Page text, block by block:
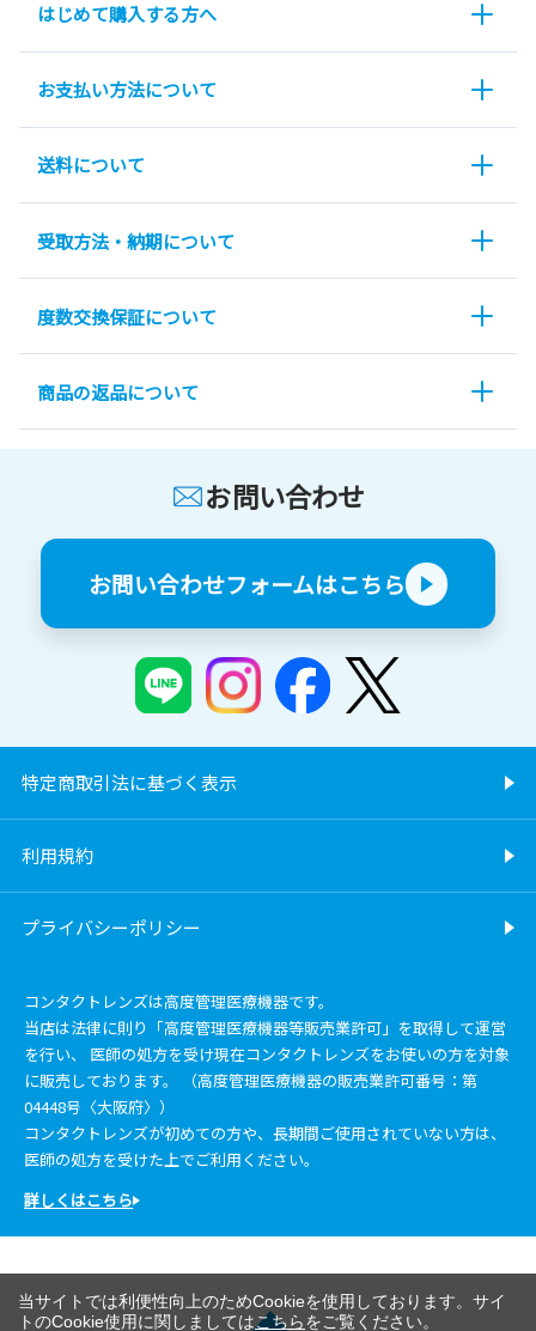
はじめて購入する方へ
お支払い方法について
送料について
受取方法・納期について
度数交換保証について
商品の返品について
お問い合わせ
お問い合わせフォームはこちら
特定商取引法に基づく表示
利用規約
プライバシーポリシー
コンタクトレンズは高度管理医療機器です。
当店は法律に則り「高度管理医療機器等販売業許可」を取得して運営
を行い、 医師の処方を受け現在コンタクトレンズをお使いの方を対象
に販売しております。 （高度管理医療機器の販売業許可番号：第
04448号〈大阪府〉）
コンタクトレンズが初めての方や、長期間ご使用されていない方は、
医師の処方を受けた上でご利用ください。
詳しくはこちら
当サイトでは利便性向上のためCookieを使用しております。サイ
トのCookie使用に関しましてはこちらをご覧ください。